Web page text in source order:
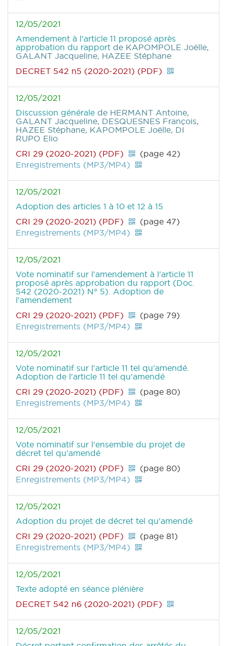
12/05/2021
Amendement à l'article 11 proposé après
approbation du rapport de KAPOMPOLE Joëlle,
GALANT Jacqueline, HAZEE Stéphane
DECRET 542 n5 (2020-2021) (PDF)
12/05/2021
Discussion générale de HERMANT Antoine,
GALANT Jacqueline, DESQUESNES François,
HAZEE Stéphane, KAPOMPOLE Joëlle, DI
RUPO Elio
CRI 29 (2020-2021) (PDF)
(page 42)
Enregistrements (MP3/MP4)
12/05/2021
Adoption des articles 1 à 10 et 12 à 15
CRI 29 (2020-2021) (PDF)
(page 47)
Enregistrements (MP3/MP4)
12/05/2021
Vote nominatif sur l'amendement à l'article 11
proposé après approbation du rapport (Doc.
542 (2020-2021) N° 5). Adoption de
l'amendement
CRI 29 (2020-2021) (PDF)
(page 79)
Enregistrements (MP3/MP4)
12/05/2021
Vote nominatif sur l'article 11 tel qu'amendé.
Adoption de l'article 11 tel qu'amendé
CRI 29 (2020-2021) (PDF)
(page 80)
Enregistrements (MP3/MP4)
12/05/2021
Vote nominatif sur l'ensemble du projet de
décret tel qu'amendé
CRI 29 (2020-2021) (PDF)
(page 80)
Enregistrements (MP3/MP4)
12/05/2021
Adoption du projet de décret tel qu'amendé
CRI 29 (2020-2021) (PDF)
(page 81)
Enregistrements (MP3/MP4)
12/05/2021
Texte adopté en séance plénière
DECRET 542 n6 (2020-2021) (PDF)
12/05/2021